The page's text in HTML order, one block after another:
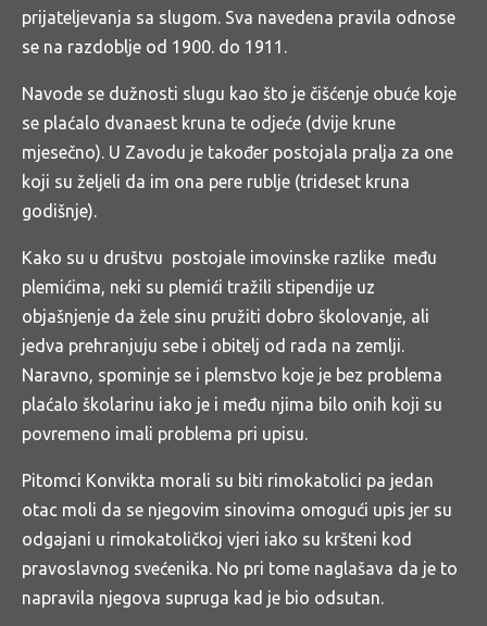
prijateljevanja sa slugom. Sva navedena pravila odnose
se na razdoblje od 1900. do 1911.
Navode se dužnosti slugu kao što je čišćenje obuće koje
se plaćalo dvanaest kruna te odjeće (dvije krune
mjesečno). U Zavodu je također postojala pralja za one
koji su željeli da im ona pere rublje (trideset kruna
godišnje).
Kako su u društvu postojale imovinske razlike među
plemićima, neki su plemići tražili stipendije uz
objašnjenje da žele sinu pružiti dobro školovanje, ali
jedva prehranjuju sebe i obitelj od rada na zemlji.
Naravno, spominje se i plemstvo koje je bez problema
plaćalo školarinu iako je i među njima bilo onih koji su
povremeno imali problema pri upisu.
Pitomci Konvikta morali su biti rimokatolici pa jedan
otac moli da se njegovim sinovima omogući upis jer su
odgajani u rimokatoličkoj vjeri iako su kršteni kod
pravoslavnog svećenika. No pri tome naglašava da je to
napravila njegova supruga kad je bio odsutan.